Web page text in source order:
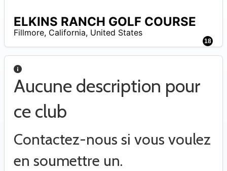
18
ELKINS RANCH GOLF COURSE
Fillmore, California, United States
Aucune description pour
ce club
Contactez-nous si vous voulez
en soumettre un.